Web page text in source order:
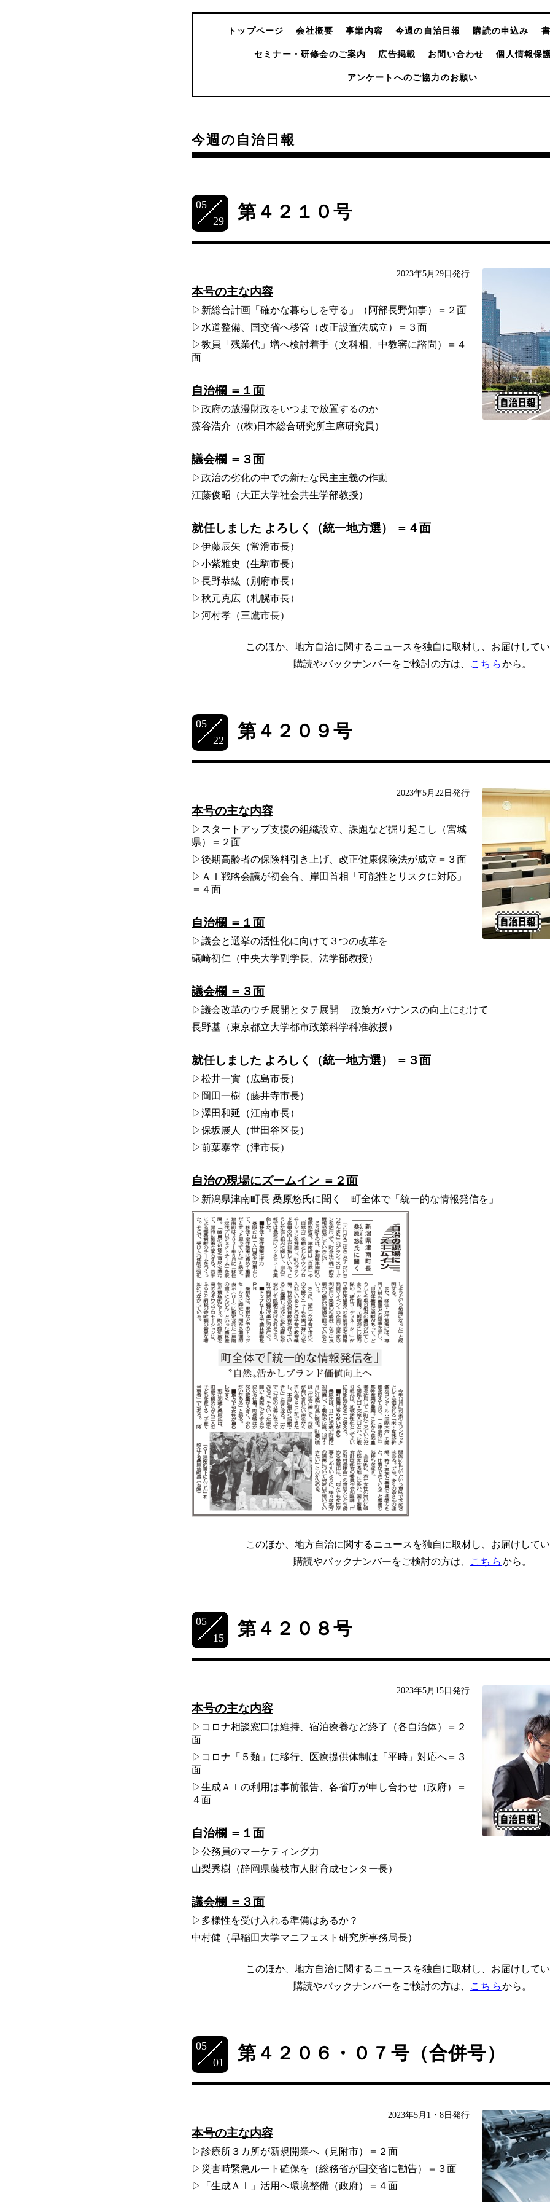
トップページ 会社概要 事業内容 今週の自治日報 購読の申込み
セミナー・研修会のご案内 広告掲載 お問い合わせ 個人情報保
アンケートへのご協力のお願い
今週の自治日報
05
29
第４２１０号
2023年5月29日発行
本号の主な内容
▷新総合計画「確かな暮らしを守る」（阿部長野知事）＝２面
▷水道整備、国交省へ移管（改正設置法成立）＝３面
▷教員「残業代」増へ検討着手（文科相、中教審に諮問）＝４
面
自治欄 ＝１面
▷政府の放漫財政をいつまで放置するのか
藻谷浩介（(株)日本総合研究所主席研究員）
議会欄 ＝３面
▷政治の劣化の中での新たな民主主義の作動
江藤俊昭（大正大学社会共生学部教授）
就任しました よろしく（統一地方選） ＝４面
▷伊藤辰矢（常滑市長）
▷小紫雅史（生駒市長）
▷長野恭紘（別府市長）
▷秋元克広（札幌市長）
▷河村孝（三鷹市長）
このほか、地方自治に関するニュースを独自に取材し、お届けして
購読やバックナンバーをご検討の方は、
こちらから。
05
22
第４２０９号
2023年5月22日発行
本号の主な内容
▷スタートアップ支援の組織設立、課題など掘り起こし（宮城
県）＝２面
▷後期高齢者の保険料引き上げ、改正健康保険法が成立＝３面
▷ＡＩ戦略会議が初会合、岸田首相「可能性とリスクに対応」
＝４面
自治欄 ＝１面
▷議会と選挙の活性化に向けて３つの改革を
礒崎初仁（中央大学副学長、法学部教授）
議会欄 ＝３面
▷議会改革のウチ展開とタテ展開 ―政策ガバナンスの向上にむけて―
長野基（東京都立大学都市政策科学科准教授）
就任しました よろしく（統一地方選） ＝３面
▷松井一實（広島市長）
▷岡田一樹（藤井寺市長）
▷澤田和延（江南市長）
▷保坂展人（世田谷区長）
▷前葉泰幸（津市長）
自治の現場にズームイン ＝２面
▷新潟県津南町長 桑原悠氏に聞く 町全体で「統一的な情報発信を」
このほか、地方自治に関するニュースを独自に取材し、お届けして
購読やバックナンバーをご検討の方は、
こちらから。
05
15
第４２０８号
2023年5月15日発行
本号の主な内容
▷コロナ相談窓口は維持、宿泊療養など終了（各自治体）＝２
面
▷コロナ「５類」に移行、医療提供体制は「平時」対応へ＝３
面
▷生成ＡＩの利用は事前報告、各省庁が申し合わせ（政府）＝
４面
自治欄 ＝１面
▷公務員のマーケティング力
山梨秀樹（静岡県藤枝市人財育成センター長）
議会欄 ＝３面
▷多様性を受け入れる準備はあるか？
中村健（早稲田大学マニフェスト研究所事務局長）
このほか、地方自治に関するニュースを独自に取材し、お届けして
購読やバックナンバーをご検討の方は、
こちらから。
05
01
第４２０６・０７号（合併号）
2023年5月1・8日発行
本号の主な内容
▷診療所３カ所が新規開業へ（見附市）＝２面
▷災害時緊急ルート確保を（総務省が国交省に勧告）＝３面
▷「生成ＡＩ」活用へ環境整備（政府）＝４面